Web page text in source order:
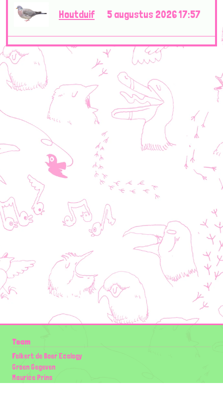
Houtduif 5 augustus 2026 17:57
Team
Folkert de Boer Ecology
Groen Gegeven
Maurice Prins